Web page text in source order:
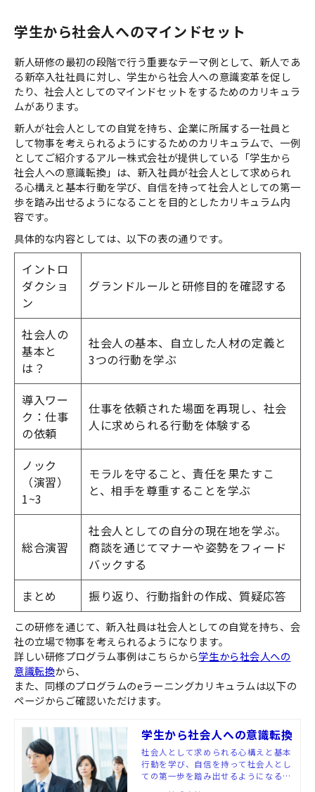
学生から社会人へのマインドセット
新人研修の最初の段階で行う重要なテーマ例として、新人であ
る新卒入社社員に対し、学生から社会人への意識変革を促し
たり、社会人としてのマインドセットをするためのカリキュラ
ムがあります。
新人が社会人としての自覚を持ち、企業に所属する一社員と
して物事を考えられるようにするためのカリキュラムで、一例
としてご紹介するアルー株式会社が提供している「学生から
社会人への意識転換」は、新入社員が社会人として求められ
る心構えと基本行動を学び、自信を持って社会人としての第一
歩を踏み出せるようになることを目的としたカリキュラム内
容です。
具体的な内容としては、以下の表の通りです。
イントロ
ダクショ
ン
グランドルールと研修目的を確認する
社会人の
基本と
は？
社会人の基本、自立した人材の定義と
3つの行動を学ぶ
導入ワー
ク：仕事
の依頼
仕事を依頼された場面を再現し、社会
人に求められる行動を体験する
ノック
（演習）
1~3
モラルを守ること、責任を果たすこ
と、相手を尊重することを学ぶ
総合演習
社会人としての自分の現在地を学ぶ。
商談を通じてマナーや姿勢をフィード
バックする
まとめ
振り返り、行動指針の作成、質疑応答
この研修を通じて、新入社員は社会人としての自覚を持ち、会
社の立場で物事を考えられるようになります。
詳しい研修プログラム事例はこちらから学生から社会人への
意識転換から、
また、同様のプログラムのeラーニングカリキュラムは以下の
ページからご確認いただけます。
学生から社会人への意識転換
社会人として求められる心構えと基本
行動を学び、自信を持って社会人とし
ての第一歩を踏み出せるようになるこ